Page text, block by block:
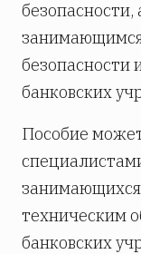
банковских
Пособие
техническим
банковских